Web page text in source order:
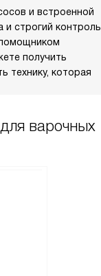
и встроенной
и строгий контроль
получить
технику, которая
варочных